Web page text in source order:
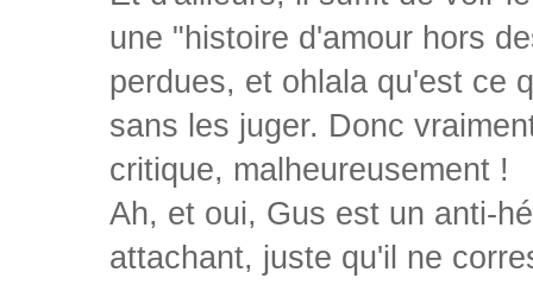
une "histoire d'amour hors
perdues, et ohlala qu'est ce
sans les juger. Donc
critique, malheureusement !
Ah, et oui, Gus est un anti-
attachant, juste qu'il ne